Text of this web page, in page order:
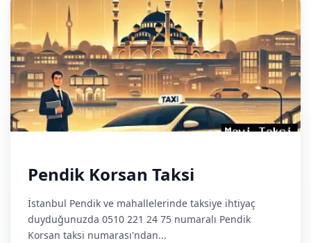
Pendik Korsan Taksi
İstanbul Pendik ve mahallelerinde taksiye ihtiyaç
duyduğunuzda 0510 221 24 75 numaralı Pendik
Korsan taksi numarası'ndan...